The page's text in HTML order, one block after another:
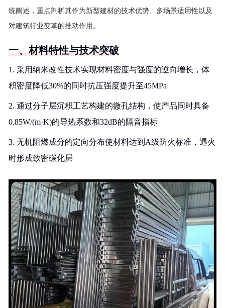
统阐述，重点剖析其作为新型建材的技术优势、多场景适用性以及
对建筑行业变革的推动作用。
一、材料特性与技术突破
1. 采用纳米改性技术实现材料密度与强度的逆向增长，体
积密度降低30%的同时抗压强度提升至45MPa
2. 通过分子层沉积工艺构建的微孔结构，使产品同时具备
0.85W/(m·K)的导热系数和32dB的隔音指标
3. 无机阻燃成分的定向分布使材料达到A级防火标准，遇火
时形成致密碳化层